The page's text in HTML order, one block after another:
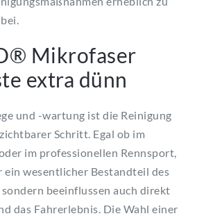
Mikrofaser
extra dünn
und -wartung ist die Reinigung
Schritt. Egal ob im
im professionellen Rennsport,
ein wesentlicher Bestandteil des
sondern beeinflussen auch direkt
das Fahrerlebnis. Die Wahl einer